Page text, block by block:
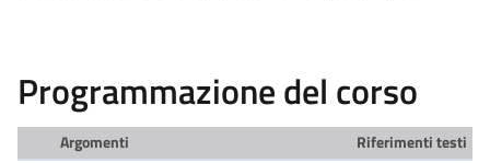
Programmazione del corso
Argomenti
Riferimenti testi